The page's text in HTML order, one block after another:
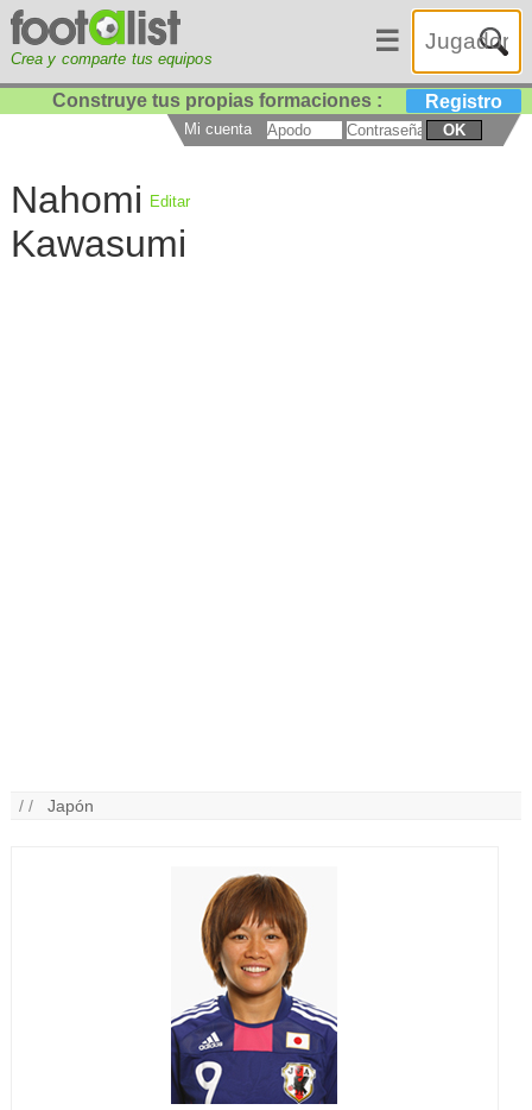
Crea y comparte tus equipos
☰
Construye tus propias formaciones : Registro
Mi cuenta OK
Nahomi
Kawasumi
Editar
/ /Japón